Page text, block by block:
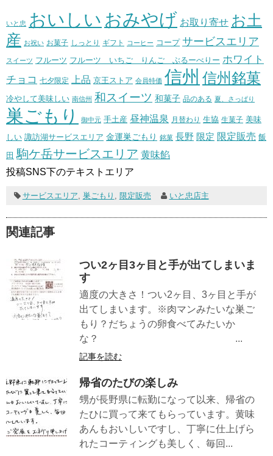
いと忠 おいしい おみやげ お取り寄せ お土
産 お祝い お菓子 しっとり ギフト コーヒー コープ サービスエリア
スイーツ フルーツ フルーツ いちご りんご ぶるーべりー ホワイト
チョコ 七夕限定 上品 京王ストア 会員特価 信州 信州銘菓
冷やして美味しい 南信州 和スイーツ 和菓子 品のある 夏、さっぱり
巣ごもり 御中元 手土産 昼神温泉 月替わり 生協 生菓子 美味
しい 諏訪湖サービスエリア 金運巣ごもり 銘菓 長野 限定 限定販売 飯
田 駒ケ岳サービスエリア 黄味餡
投稿SNS下のテキストエリア
サービスエリア 巣ごもり 限定販売 いと忠店主
関連記事
つい2ヶ目3ヶ目と手が出てしまいま
す
適度の大きさ！つい2ヶ目、3ヶ目と手が
出てしまいます。※肉マンみたいな巣ご
もり？だちょうの卵食べてみたいか
な？ ...
記事を読む
帰省のたびの楽しみ
甥が長野県に転勤になって以来、帰省の
たひに買って来てもらっています。黄味
あんもおいしいですし、丁寧に仕上げら
れたコーティングも美しく、毎回...